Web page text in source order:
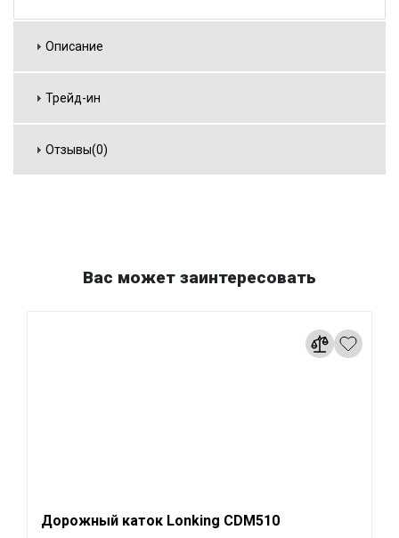
Описание
Трейд-ин
Отзывы(0)
Вас может заинтересовать
Дорожный каток Lonking CDM510